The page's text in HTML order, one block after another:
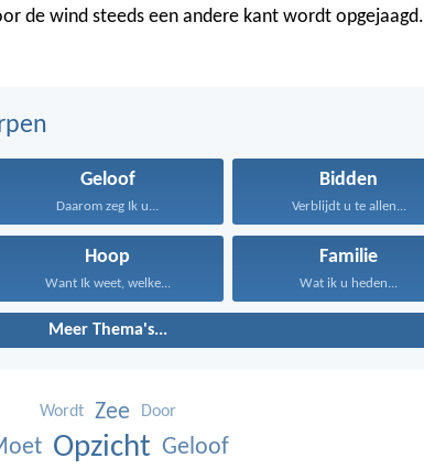
de wind steeds een andere kant wordt opgejaagd.
Geloof
Daarom zeg Ik u...
Bidden
Verblijdt u te allen...
Hoop
Want Ik weet, welke...
Familie
Wat ik u heden...
Meer Thema's...
Wordt Zee Door
Opzicht Geloof